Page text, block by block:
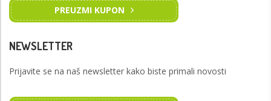
PREUZMI KUPON
NEWSLETTER
Prijavite se na naš newsletter kako biste primali novosti